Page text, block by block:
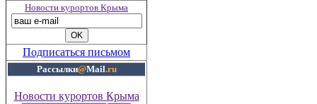
Новости курортов Крыма
Подписаться письмом
Рассылки@Mail.ru
Новости курортов Крыма